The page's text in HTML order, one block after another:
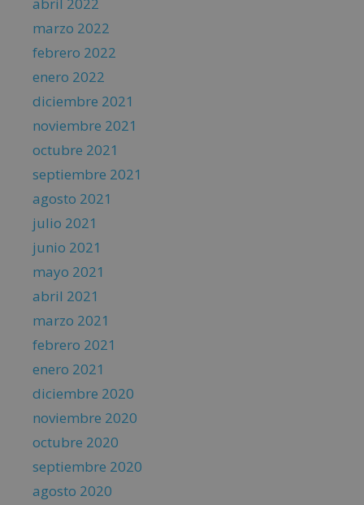
abril 2022
marzo 2022
febrero 2022
enero 2022
diciembre 2021
noviembre 2021
octubre 2021
septiembre 2021
agosto 2021
julio 2021
junio 2021
mayo 2021
abril 2021
marzo 2021
febrero 2021
enero 2021
diciembre 2020
noviembre 2020
octubre 2020
septiembre 2020
agosto 2020